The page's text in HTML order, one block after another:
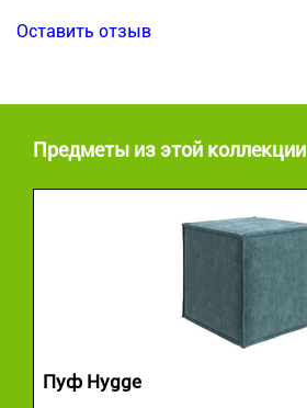
Оставить отзыв
Предметы из этой коллекции
Пуф Hygge